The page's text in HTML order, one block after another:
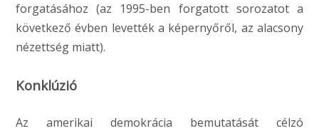
forgatásához (az 1995-ben forgatott sorozatot a
következő évben levették a képernyőről, az alacsony
nézettség miatt).
Konklúzió
Az amerikai demokrácia bemutatását célzó